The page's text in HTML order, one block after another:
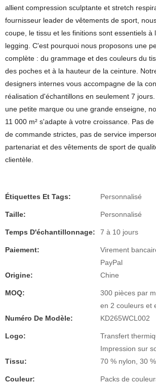
allient compression sculptante et stretch
fournisseur leader de vêtements de sport,
coupe, le tissu et les finitions sont essentiels à
legging. C'est pourquoi nous proposons une
complète : du grammage et des couleurs du
des poches et à la hauteur de la ceinture.
designers internes vous accompagne de la
réalisation d'échantillons en seulement 7
une petite marque ou une grande enseigne,
11 000 m² s'adapte à votre croissance. Pas
de commande strictes, pas de service
partenariat et des vêtements de sport de
clientèle.
Étiquettes Et Tags: Personnalisé
Taille: Personnalisé
Temps D'échantillonnage: 7 à 10 jours
Paiement:
Virement
PayPal
Origine:
Chine
MOQ:
300 pièces par
en 2 couleurs et
Numéro De Modèle:
KD265WCL002
Logo:
Transfert
Impression sur
Tissu:
70 % nylon, 30
Couleur:
Packs de